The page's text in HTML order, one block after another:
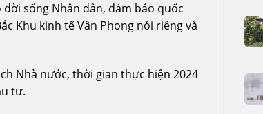
sống Nhân dân, đảm bảo quốc
Khu kinh tế Vân Phong nói riêng và
Nhà nước, thời gian thực hiện 2024
tư.